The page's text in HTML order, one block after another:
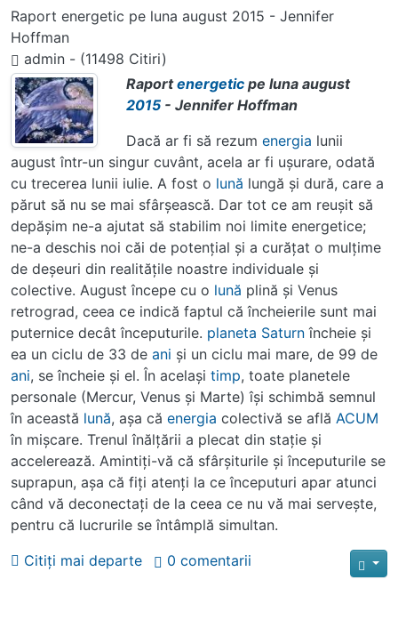
Raport energetic pe luna august 2015 - Jennifer
Hoffman
admin - (11498 Citiri)
Raportenergetic pe luna august
2015 - Jennifer Hoffman
Dacă ar fi să rezumenergia lunii
august într-un singur cuvânt, acela ar fi uşurare, odată
cu trecerea lunii iulie. A fost o lună lungă şi dură, care a
părut să nu se mai sfârşească. Dar tot ce am reuşit să
depăşim ne-a ajutat să stabilim noi limite energetice;
ne-a deschis noi căi de potenţial şi a curăţat o mulţime
de deşeuri din realităţile noastre individuale şi
colective. August începe cu o lună plină şi Venus
retrograd, ceea ce indică faptul că încheierile sunt mai
puternice decât începuturile. planeta Saturn încheie şi
ea un ciclu de 33 de ani şi un ciclu mai mare, de 99 de
ani, se încheie şi el. În acelaşi timp, toate planetele
personale (Mercur, Venus şi Marte) îşi schimbă semnul
în această lună, aşa că energia colectivă se află ACUM
în mişcare. Trenul înălţării a plecat din staţie şi
accelerează. Amintiţi-vă că sfârşiturile şi începuturile se
suprapun, aşa că fiţi atenţi la ce începuturi apar atunci
când vă deconectaţi de la ceea ce nu vă mai serveşte,
pentru că lucrurile se întâmplă simultan.
Citiți mai departe
0 comentarii